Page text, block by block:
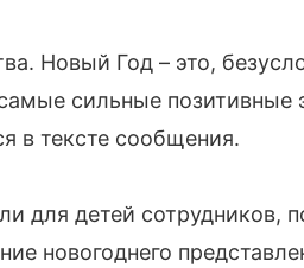
Новый Год – это,
сильные позитивные
в тексте сообщения.
для детей сотрудников,
новогоднего